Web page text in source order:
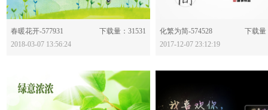
分享：
春暖花开-577931
下载量：31531
2018-03-07 13:56:24
分享：
化繁为简-574528
下载量
2017-12-07 23:12:19